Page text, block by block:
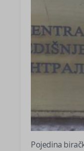
Pojedina